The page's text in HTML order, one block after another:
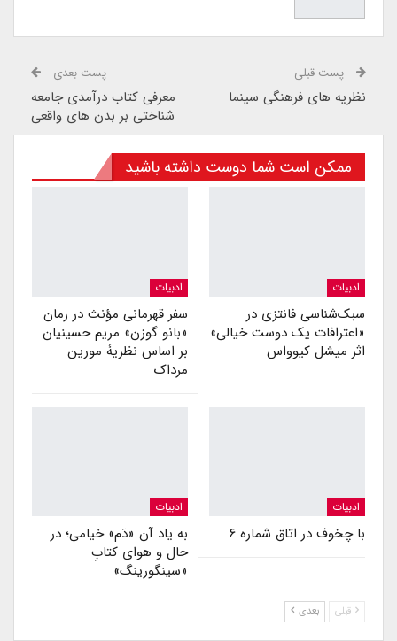
پست قبلی
نظریه های فرهنگی سینما
پست بعدی
معرفی کتاب درآمدی جامعه
شناختی بر بدن­ های واقعی
ممکن است شما دوست داشته باشید
ادبیات
سبک‌شناسی فانتزی در
«اعترافات یک دوست خیالی»
اثر میشل کیوواس
ادبیات
سفر قهرمانی مؤنث در رمان
«بانو گوزن» مریم حسینیان
بر اساس نظریۀ مورین
مرداک
ادبیات
با چخوف در اتاق شماره ۶
ادبیات
به یاد آن «دَم» خیامی؛ در
حال و هوای کتابِ
«سینگورینگ»
قبلی بعدی